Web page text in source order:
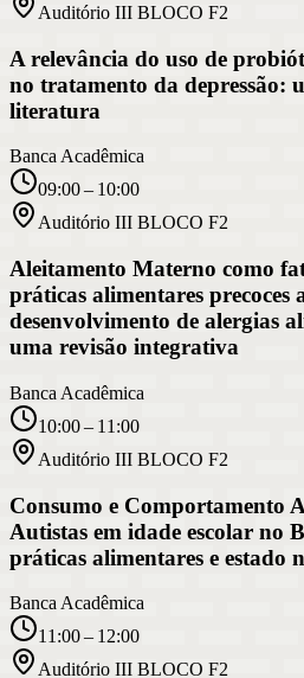
Auditório III BLOCO F2
A relevância do uso de
no tratamento da depressão:
literatura
Banca Acadêmica
09:00 – 10:00
Auditório III BLOCO F2
Aleitamento Materno como
práticas alimentares precoces
desenvolvimento de alergias
uma revisão integrativa
Banca Acadêmica
10:00 – 11:00
Auditório III BLOCO F2
Consumo e Comportamento
Autistas em idade escolar no
práticas alimentares e estado
Banca Acadêmica
11:00 – 12:00
Auditório III BLOCO F2